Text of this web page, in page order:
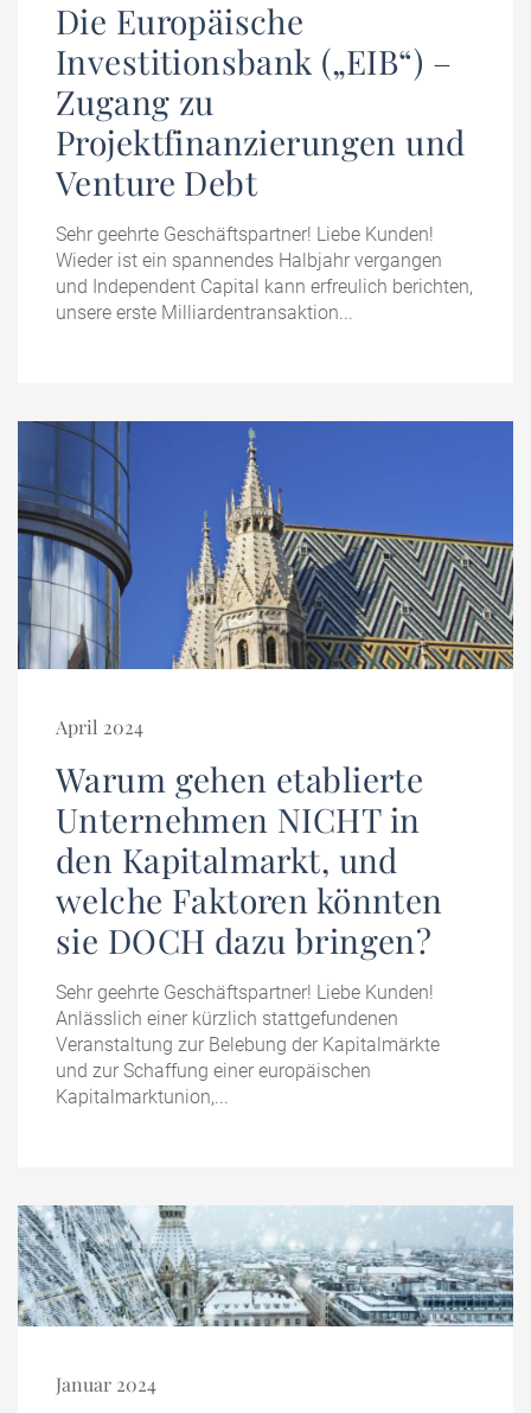
Die Europäische
Investitionsbank („EIB“) –
Zugang zu
Projektfinanzierungen und
Venture Debt
Sehr geehrte Geschäftspartner! Liebe Kunden!
Wieder ist ein spannendes Halbjahr vergangen
und Independent Capital kann erfreulich berichten,
unsere erste Milliardentransaktion...
April 2024
Warum gehen etablierte
Unternehmen NICHT in
den Kapitalmarkt, und
welche Faktoren könnten
sie DOCH dazu bringen?
Sehr geehrte Geschäftspartner! Liebe Kunden!
Anlässlich einer kürzlich stattgefundenen
Veranstaltung zur Belebung der Kapitalmärkte
und zur Schaffung einer europäischen
Kapitalmarktunion,...
Januar 2024